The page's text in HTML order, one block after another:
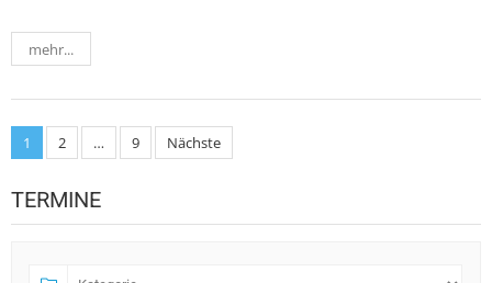
mehr...
Seitennummerierung
der
1 2 … 9 Nächste
TERMINE